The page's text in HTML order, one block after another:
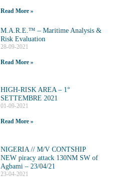
Read More »
M.A.R.E.™️ – Maritime Analysis &
Risk Evaluation
28-09-2021
Read More »
HIGH-RISK AREA – 1°
SETTEMBRE 2021
01-09-2021
Read More »
NIGERIA // M/V CONTSHIP
NEW piracy attack 130NM SW of
Agbami – 23/04/21
23-04-2021